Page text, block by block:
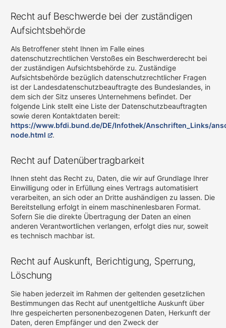
Recht auf Beschwerde bei der zuständigen
Aufsichtsbehörde
Als Betroffener steht Ihnen im Falle eines
datenschutzrechtlichen Verstoßes ein Beschwerderecht bei
der zuständigen Aufsichtsbehörde zu. Zuständige
Aufsichtsbehörde bezüglich datenschutzrechtlicher Fragen
ist der Landesdatenschutzbeauftragte des Bundeslandes, in
dem sich der Sitz unseres Unternehmens befindet. Der
folgende Link stellt eine Liste der Datenschutzbeauftragten
sowie deren Kontaktdaten bereit:
https://www.bfdi.bund.de/DE/Infothek/Anschriften_Links/
node.html
.
Recht auf Datenübertragbarkeit
Ihnen steht das Recht zu, Daten, die wir auf Grundlage Ihrer
Einwilligung oder in Erfüllung eines Vertrags automatisiert
verarbeiten, an sich oder an Dritte aushändigen zu lassen. Die
Bereitstellung erfolgt in einem maschinenlesbaren Format.
Sofern Sie die direkte Übertragung der Daten an einen
anderen Verantwortlichen verlangen, erfolgt dies nur, soweit
es technisch machbar ist.
Recht auf Auskunft, Berichtigung, Sperrung,
Löschung
Sie haben jederzeit im Rahmen der geltenden gesetzlichen
Bestimmungen das Recht auf unentgeltliche Auskunft über
Ihre gespeicherten personenbezogenen Daten, Herkunft der
Daten, deren Empfänger und den Zweck der